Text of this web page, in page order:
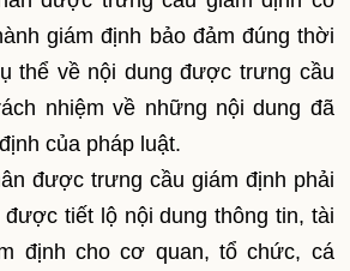
giám định bảo đảm đúng thời
thể về nội dung được trưng cầu
nhiệm về những nội dung đã
của pháp luật.
được trưng cầu giám định phải
tiết lộ nội dung thông tin, tài
định cho cơ quan, tổ chức, cá